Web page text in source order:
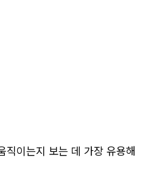
직이는지 보는 데 가장 유용해